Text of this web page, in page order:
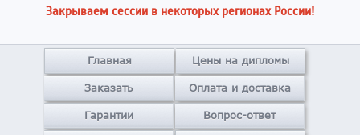
Закрываем сессии в некоторых регионах России!
Главная Цены на дипломы
Заказать Оплата и доставка
Гарантии Вопрос-ответ